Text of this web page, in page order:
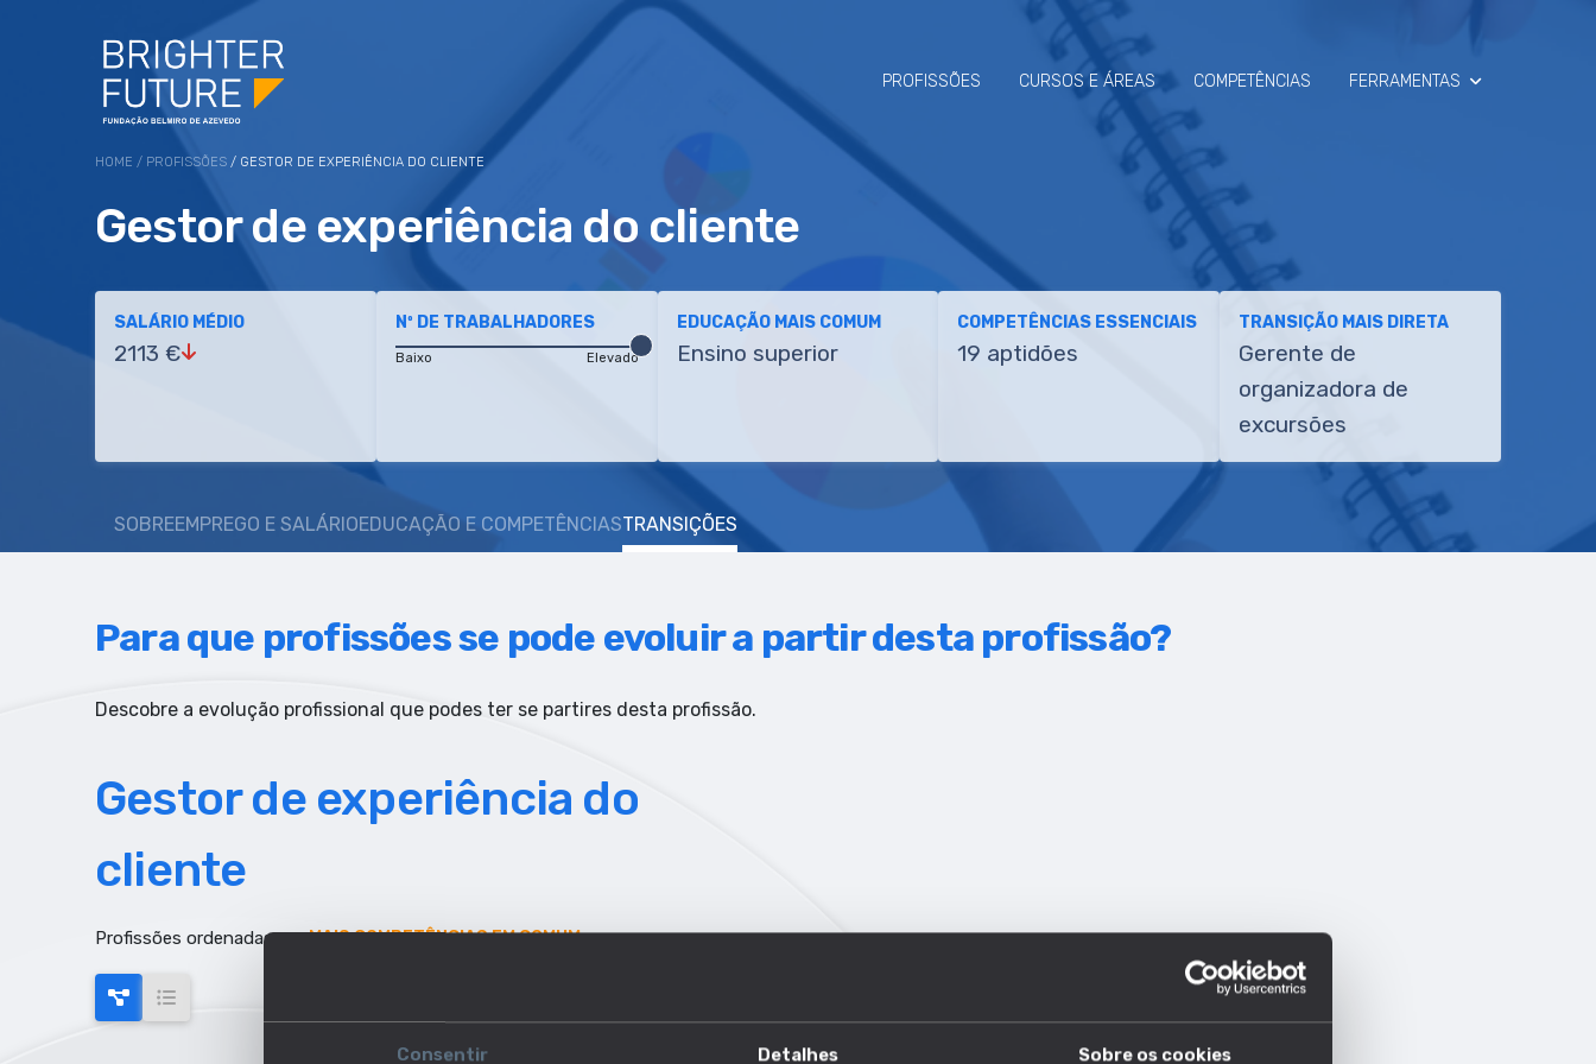
Consentir Detalhes Sobre os cookies
PROFISSÕES CURSOS E ÁREAS COMPETÊNCIAS FERRAMENTAS
HOME / PROFISSÕES / GESTOR DE EXPERIÊNCIA DO CLIENTE
Gestor de experiência do cliente
SALÁRIO MÉDIO
2113 €
Nº DE TRABALHADORES
Baixo Elevado
EDUCAÇÃO MAIS COMUM
Ensino superior
COMPETÊNCIAS ESSENCIAIS
19 aptidões
TRANSIÇÃO MAIS DIRETA
Gerente de
organizadora de
excursões
SOBREEMPREGO E SALÁRIOEDUCAÇÃO E COMPETÊNCIASTRANSIÇÕES
Para que profissões se pode evoluir a partir desta profissão?
Descobre a evolução profissional que podes ter se partires desta profissão.
Gestor de experiência do
cliente
Profissões ordenadas por:MAIS COMPETÊNCIAS EM COMUM
AUMENTO DE EMPREGO